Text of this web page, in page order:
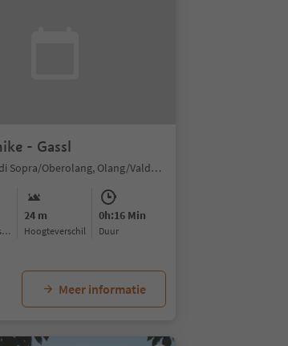
- Gassl
Valdaora di Sopra/Oberolang, Olang/Valdaora, Dolomites Region Kronplatz/Plan de Corones
24 m
Hoogteverschil
0h:16 Min
Duur
Meer informatie